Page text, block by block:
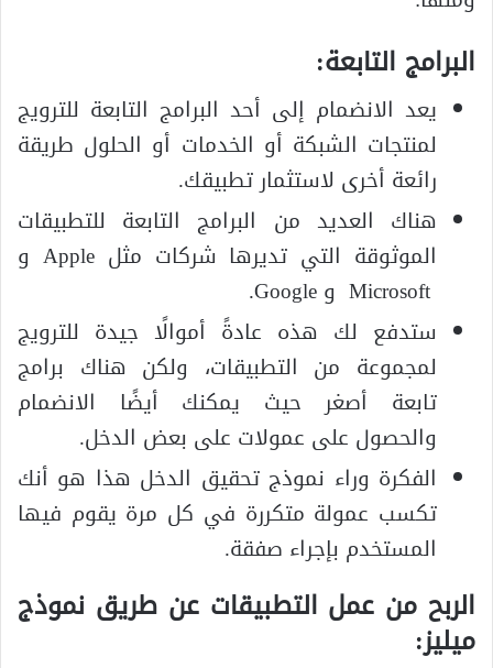
البرامج التابعة:
يعد الانضمام إلى أحد البرامج التابعة للترويج
لمنتجات الشبكة أو الخدمات أو الحلول طريقة
رائعة أخرى لاستثمار تطبيقك.
هناك العديد من البرامج التابعة للتطبيقات
الموثوقة التي تديرها شركات مثل Apple و
ستدفع لك هذه عادةً أموالًا جيدة للترويج
لمجموعة من التطبيقات، ولكن هناك برامج
تابعة أصغر حيث يمكنك أيضًا الانضمام
والحصول على عمولات على بعض الدخل.
الفكرة وراء نموذج تحقيق الدخل هذا هو أنك
تكسب عمولة متكررة في كل مرة يقوم فيها
المستخدم بإجراء صفقة.
الربح من عمل التطبيقات عن طريق نموذج
ميليز: